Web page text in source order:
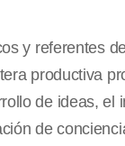
y referentes
productiva
de ideas, el
de